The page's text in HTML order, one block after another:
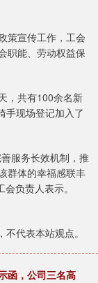
策宣传工作，工会
职能、劳动权益保
，共有100余名新
手现场登记加入了
服务长效机制，推
群体的幸福感联丰
负责人表示。
代表本站观点。
函，公司三名高